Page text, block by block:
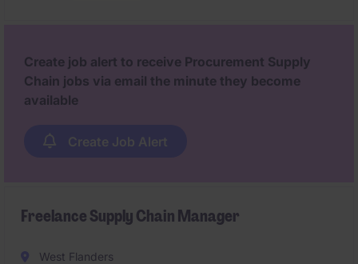
Create job alert to receive Procurement Supply
Chain jobs via email the minute they become
available
Create Job Alert
Freelance Supply Chain Manager
West Flanders